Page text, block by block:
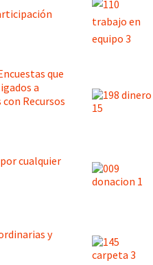
que
a
Recursos
cualquier
y